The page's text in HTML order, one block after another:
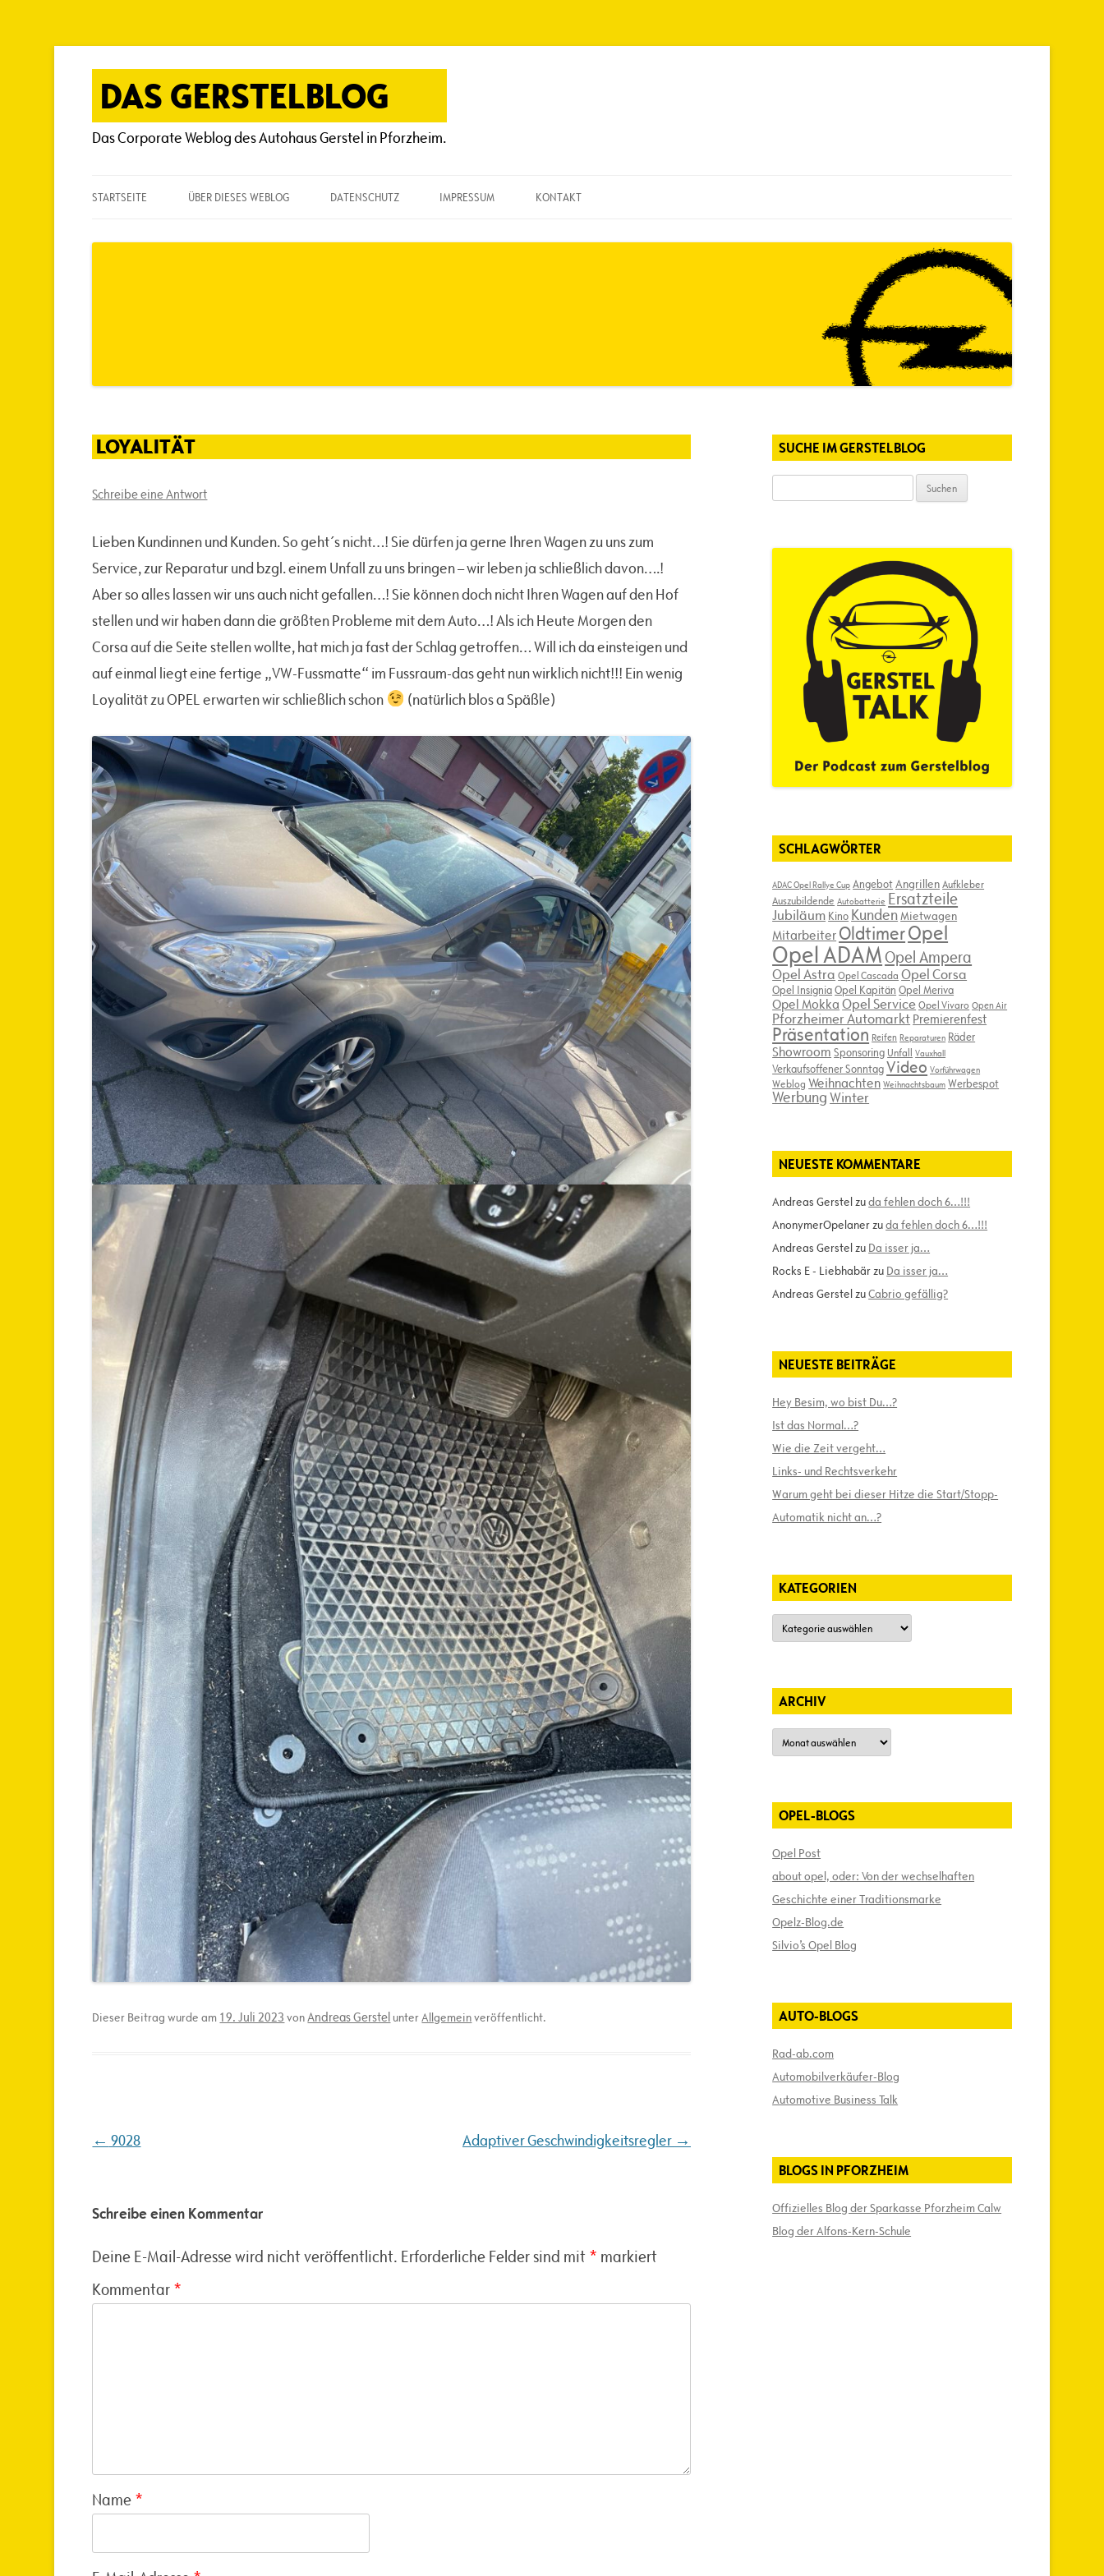
Zum
Inhalt
DAS GERSTELBLOG
Das Corporate Weblog des Autohaus Gerstel in Pforzheim.
STARTSEITE ÜBER DIESES WEBLOG DATENSCHUTZ IMPRESSUM KONTAKT
LOYALITÄT
Schreibe eine Antwort
Lieben Kundinnen und Kunden. So geht´s nicht…! Sie dürfen ja gerne Ihren Wagen zu uns zum
Service, zur Reparatur und bzgl. einem Unfall zu uns bringen – wir leben ja schließlich davon….!
Aber so alles lassen wir uns auch nicht gefallen…! Sie können doch nicht Ihren Wagen auf den Hof
stellen und wir haben dann die größten Probleme mit dem Auto…! Als ich Heute Morgen den
Corsa auf die Seite stellen wollte, hat mich ja fast der Schlag getroffen… Will ich da einsteigen und
auf einmal liegt eine fertige „VW-Fussmatte“ im Fussraum-das geht nun wirklich nicht!!! Ein wenig
Loyalität zu OPEL erwarten wir schließlich schon
(natürlich blos a Späßle)
Dieser Beitrag wurde am 19. Juli 2023 vonAndreas Gerstel unterAllgemeinveröffentlicht.
Beitragsnavigation
← 9028 Adaptiver Geschwindigkeitsregler →
Schreibe einen Kommentar
Deine E-Mail-Adresse wird nicht veröffentlicht. Erforderliche Felder sind mit * markiert
Kommentar *
Name *
SUCHE IM GERSTELBLOG
nach:
SCHLAGWÖRTER
ADAC Opel Rallye Cup AngebotAngrillenAufkleber
Auszubildende Autobatterie Ersatzteile
Jubiläum Kino Kunden Mietwagen
Mitarbeiter OldtimerOpel
Opel ADAM Opel Ampera
Opel Astra Opel Cascada Opel Corsa
Opel InsigniaOpel Kapitän Opel Meriva
Opel Mokka Opel ServiceOpel Vivaro Open Air
Pforzheimer Automarkt Premierenfest
Präsentation Reifen Reparaturen Räder
Showroom Sponsoring Unfall Vauxhall
Verkaufsoffener SonntagVideo Vorführwagen
Weblog Weihnachten Weihnachtsbaum Werbespot
WerbungWinter
NEUESTE KOMMENTARE
Andreas Gerstelzuda fehlen doch 6…!!!
AnonymerOpelanerzuda fehlen doch 6…!!!
Andreas Gerstelzu Da isser ja…
Rocks E - Liebhabärzu Da isser ja…
Andreas GerstelzuCabrio gefällig?
NEUESTE BEITRÄGE
Hey Besim, wo bist Du…?
Ist das Normal…?
Wie die Zeit vergeht…
Links- und Rechtsverkehr
Warum geht bei dieser Hitze die Start/Stopp-
Automatik nicht an…?
KATEGORIEN
Kategorien
ARCHIV
Archiv
OPEL-BLOGS
Opel Post
about opel, oder: Von der wechselhaften
Geschichte einer Traditionsmarke
Opelz-Blog.de
Silvio’s Opel Blog
AUTO-BLOGS
Rad-ab.com
Automobilverkäufer-Blog
Automotive Business Talk
BLOGS IN PFORZHEIM
Offizielles Blog der Sparkasse Pforzheim Calw
Blog der Alfons-Kern-Schule